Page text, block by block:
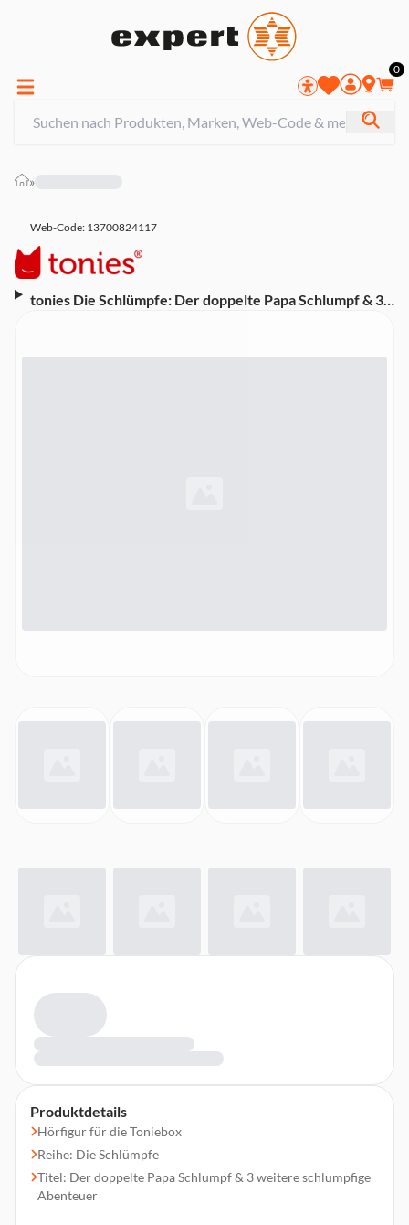
0
»
Web-Code: 13700824117
tonies Die Schlümpfe: Der doppelte Papa Schlumpf & 3
Produktdetails
Hörfigur für die Toniebox
Reihe: Die Schlümpfe
Titel: Der doppelte Papa Schlumpf & 3 weitere schlumpfige
Abenteuer